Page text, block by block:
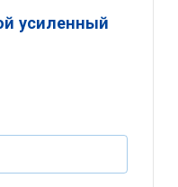
усиленный